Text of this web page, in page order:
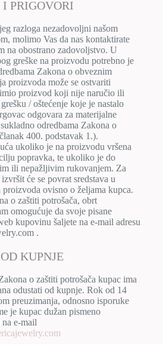
PRIGOVORI
razloga nezadovoljni našom
molimo Vas da nas kontaktirate
na obostrano zadovoljstvo. U
greške na proizvodu potrebno je
Zakona o obveznim
proizvoda može se ostvariti
proizvod koji nije naručio ili
/ oštećenje koje je nastalo
odgovara za materijalne
odredbama Zakona o
400. podstavak 1.).
ukoliko je na proizvodu vršena
popravka, te ukoliko je do
ili nepažljivim rukovanjem. Za
će se povrat sredstava u
ovisno o željama kupca.
o zaštiti potrošača, obrt
omogućuje da svoje pisane
kupovinu šaljete na e-mail adresu
.
KUPNJE
o zaštiti potrošača kupac ima
odustati od kupnje. Rok od 14
preuzimanja, odnosno isporuke
je kupac dužan pismeno
e-mail